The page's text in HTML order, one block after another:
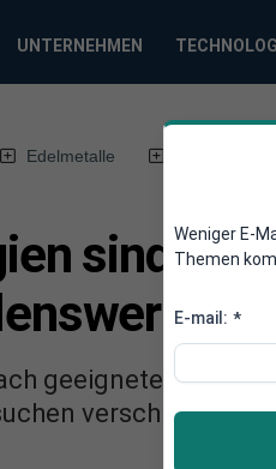
UNTERNEHMEN
Edelmetalle
sind im
geeigneten
verschiedene
Weniger E-
Themen
E-mail: *